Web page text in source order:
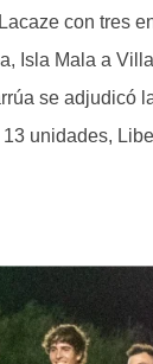
con tres
Isla Mala a
se adjudicó
unidades,